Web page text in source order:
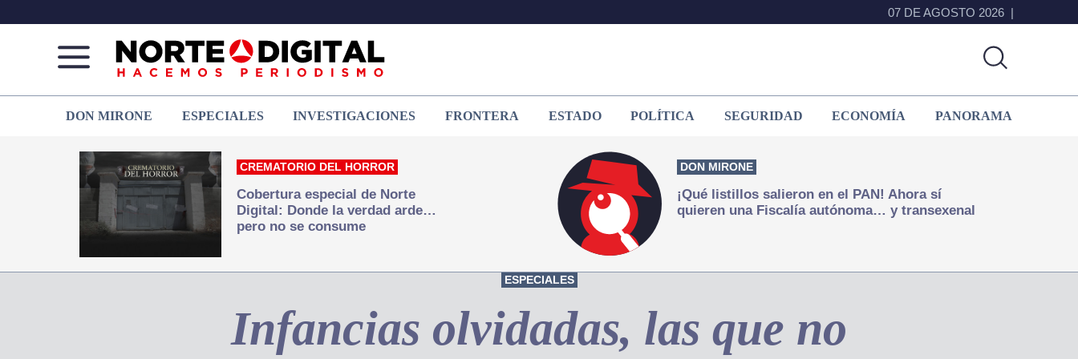
07 DE AGOSTO 2026
de
Juárez
que
hacemos periodismo
DON MIRONE ESPECIALES INVESTIGACIONES FRONTERA ESTADO POLÍTICA SEGURIDAD ECONOMÍA PANORAMA
CREMATORIO DEL HORROR
Cobertura especial de Norte
Digital: Donde la verdad arde…
pero no se consume
DON MIRONE
¡Qué listillos salieron en el PAN! Ahora sí
quieren una Fiscalía autónoma… y transexenal
ESPECIALES
Infancias olvidadas, las que no